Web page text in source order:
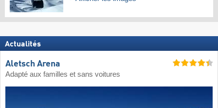
Actualités
Aletsch Arena
Adapté aux familles et sans voitures